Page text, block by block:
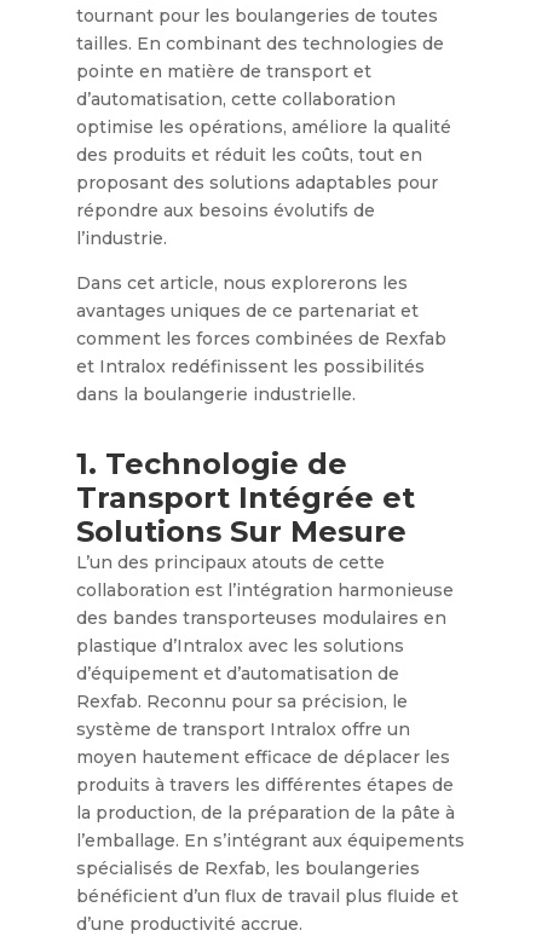
tournant pour les boulangeries de toutes
tailles. En combinant des technologies de
pointe en matière de transport et
d’automatisation, cette collaboration
optimise les opérations, améliore la qualité
des produits et réduit les coûts, tout en
proposant des solutions adaptables pour
répondre aux besoins évolutifs de
l’industrie.
Dans cet article, nous explorerons les
avantages uniques de ce partenariat et
comment les forces combinées de Rexfab
et Intralox redéfinissent les possibilités
dans la boulangerie industrielle.
1. Technologie de
Transport Intégrée et
Solutions Sur Mesure
L’un des principaux atouts de cette
collaboration est l’intégration harmonieuse
des bandes transporteuses modulaires en
plastique d’Intralox avec les solutions
d’équipement et d’automatisation de
Rexfab. Reconnu pour sa précision, le
système de transport Intralox offre un
moyen hautement efficace de déplacer les
produits à travers les différentes étapes de
la production, de la préparation de la pâte à
l’emballage. En s’intégrant aux équipements
spécialisés de Rexfab, les boulangeries
bénéficient d’un flux de travail plus fluide et
d’une productivité accrue.